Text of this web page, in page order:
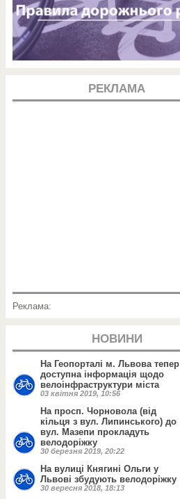
РЕКЛАМА
Реклама:
НОВИНИ
На Геопорталі м. Львова тепер
доступна інформація щодо
велоінфраструктури міста
03 квітня 2019, 10:56
На просп. Чорновола (від
кільця з вул. Липинського) до
вул. Мазепи прокладуть
велодоріжку
30 березня 2019, 20:22
На вулиці Княгині Ольги у
Львові збудують велодоріжку
30 вересня 2018, 18:13